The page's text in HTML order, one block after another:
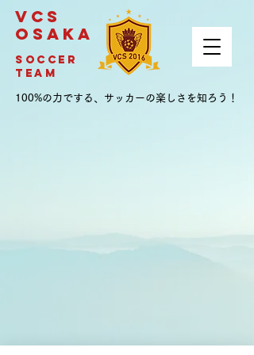
VCS
OSAKA
soccer
team
100%の力でする、サッカーの楽しさを知ろう！